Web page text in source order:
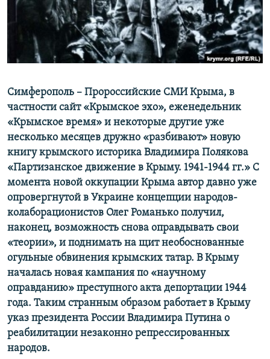
ПОБЕДИТЕЛЕЙ НЕ СУДЯТ?
КРЫМ.НЕПОКОРЕННЫЙ
ELIFBE
ПРИСОЕДИНЯЙТЕСЬ!
Все сайты RFE/RL
Симферополь – Пророссийские СМИ Крыма, в
частности сайт «Крымское эхо», еженедельник
«Крымское время» и некоторые другие уже
несколько месяцев дружно «разбивают» новую
книгу крымского историка Владимира Полякова
«Партизанское движение в Крыму. 1941-1944 гг.» С
момента новой оккупации Крыма автор давно уже
опровергнутой в Украине концепции народов-
колаборационистов Олег Романько получил,
наконец, возможность снова оправдывать свои
«теории», и поднимать на щит необоснованные
огульные обвинения крымских татар. В Крыму
началась новая кампания по «научному
оправданию» преступного акта депортации 1944
года. Таким странным образом работает в Крыму
указ президента России Владимира Путина о
реабилитации незаконно репрессированных
народов.